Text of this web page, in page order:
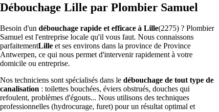
Débouchage Lille par Plombier Samuel
Besoin d'un débouchage rapide et efficace à Lille(2275) ? Plombier
Samuel est l'entreprise locale qu'il vous faut. Nous connaissons
parfaitementLille et ses environs dans la province de Province
Antwerpen, ce qui nous permet d'intervenir rapidement à votre
domicile ou entreprise.
Nos techniciens sont spécialisés dans le débouchage de tout type de
canalisation : toilettes bouchées, éviers obstrués, douches qui
refoulent, problèmes d'égouts... Nous utilisons des techniques
professionnelles (hydrocurage, furet) pour un résultat optimal et